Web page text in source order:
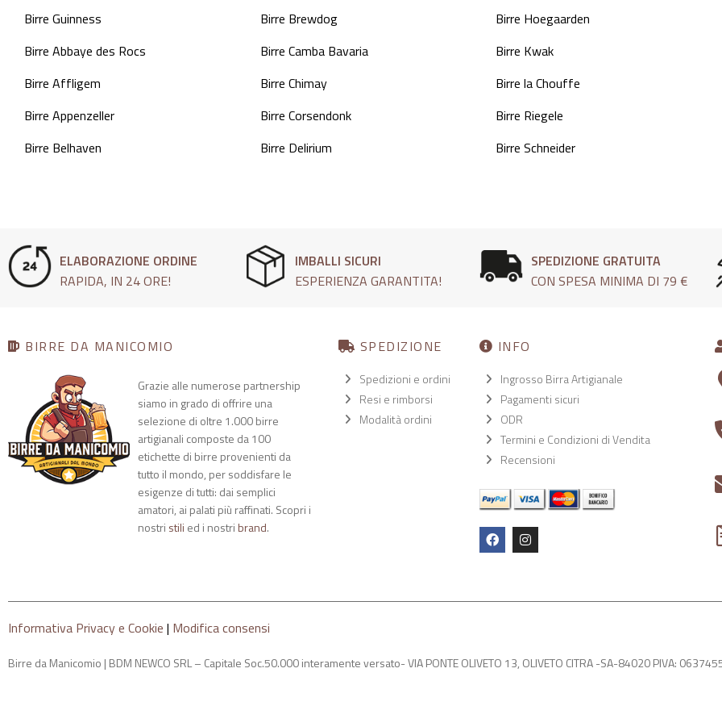
Birre Guinness
Birre Abbaye des Rocs
Birre Affligem
Birre Appenzeller
Birre Belhaven
Birre Brewdog
Birre Camba Bavaria
Birre Chimay
Birre Corsendonk
Birre Delirium
Birre Hoegaarden
Birre Kwak
Birre la Chouffe
Birre Riegele
Birre Schneider
ELABORAZIONE ORDINE
RAPIDA, IN 24 ORE!
IMBALLI SICURI
ESPERIENZA GARANTITA!
SPEDIZIONE GRATUITA
CON SPESA MINIMA DI 79 €
BIRRE DA MANICOMIO
Grazie alle numerose partnership
siamo in grado di offrire una
selezione di oltre 1.000 birre
artigianali composte da 100
etichette di birre provenienti da
tutto il mondo, per soddisfare le
esigenze di tutti: dai semplici
amatori, ai palati più raffinati. Scopri i
nostri stili ed i nostri brand.
SPEDIZIONE
Spedizioni e ordini
Resi e rimborsi
Modalità ordini
INFO
Ingrosso Birra Artigianale
Pagamenti sicuri
ODR
Termini e Condizioni di Vendita
Recensioni
Informativa Privacy e Cookie | Modifica consensi
Birre da Manicomio | BDM NEWCO SRL – Capitale Soc.50.000 interamente versato- VIA PONTE OLIVETO 13, OLIVETO CITRA -SA-84020 PIVA: